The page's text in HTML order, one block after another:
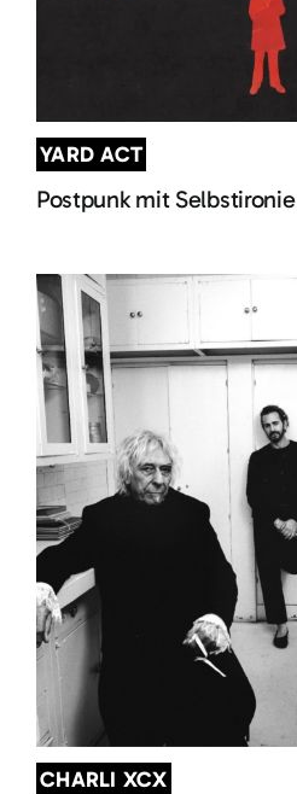
YARD ACT
Postpunk mit Selbstironie
CHARLI XCX